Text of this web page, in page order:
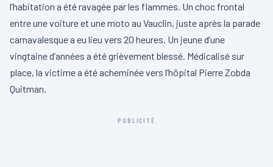
l’habitation a été ravagée par les flammes. Un choc frontal
entre une voiture et une moto au Vauclin, juste après la parade
carnavalesque a eu lieu vers 20 heures. Un jeune d’une
vingtaine d’années a été grièvement blessé. Médicalisé sur
place, la victime a été acheminée vers l’hôpital Pierre Zobda
Quitman.
PUBLICITÉ